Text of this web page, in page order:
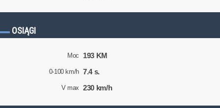
OSIĄGI
Moc 193 KM
0-100 km/h 7.4 s.
V max 230 km/h